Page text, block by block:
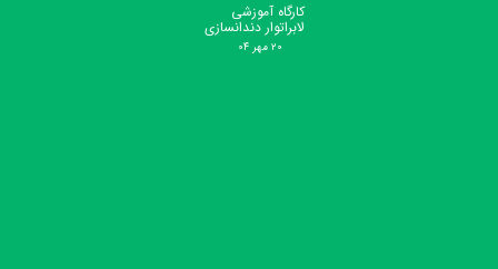
کارگاه آموزشی
لابراتوار دندانسازی
۲۰ مهر ۰۴